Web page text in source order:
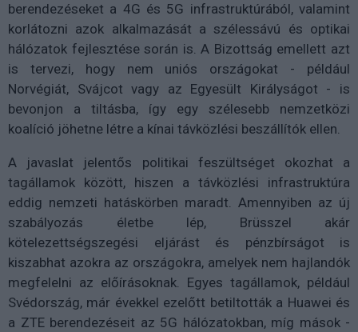
berendezéseket a 4G és 5G infrastruktúrából, valamint
korlátozni azok alkalmazását a szélessávú és optikai
hálózatok fejlesztése során is. A Bizottság emellett azt
is tervezi, hogy nem uniós országokat - például
Norvégiát, Svájcot vagy az Egyesült Királyságot - is
bevonjon a tiltásba, így egy szélesebb nemzetközi
koalíció jöhetne létre a kínai távközlési beszállítók ellen.
A javaslat jelentős politikai feszültséget okozhat a
tagállamok között, hiszen a távközlési infrastruktúra
eddig nemzeti hatáskörben maradt. Amennyiben az új
szabályozás életbe lép, Brüsszel akár
kötelezettségszegési eljárást és pénzbírságot is
kiszabhat azokra az országokra, amelyek nem hajlandók
megfelelni az előírásoknak. Egyes tagállamok, például
Svédország, már évekkel ezelőtt betiltották a Huawei és
a ZTE berendezéseit az 5G hálózatokban, míg mások -